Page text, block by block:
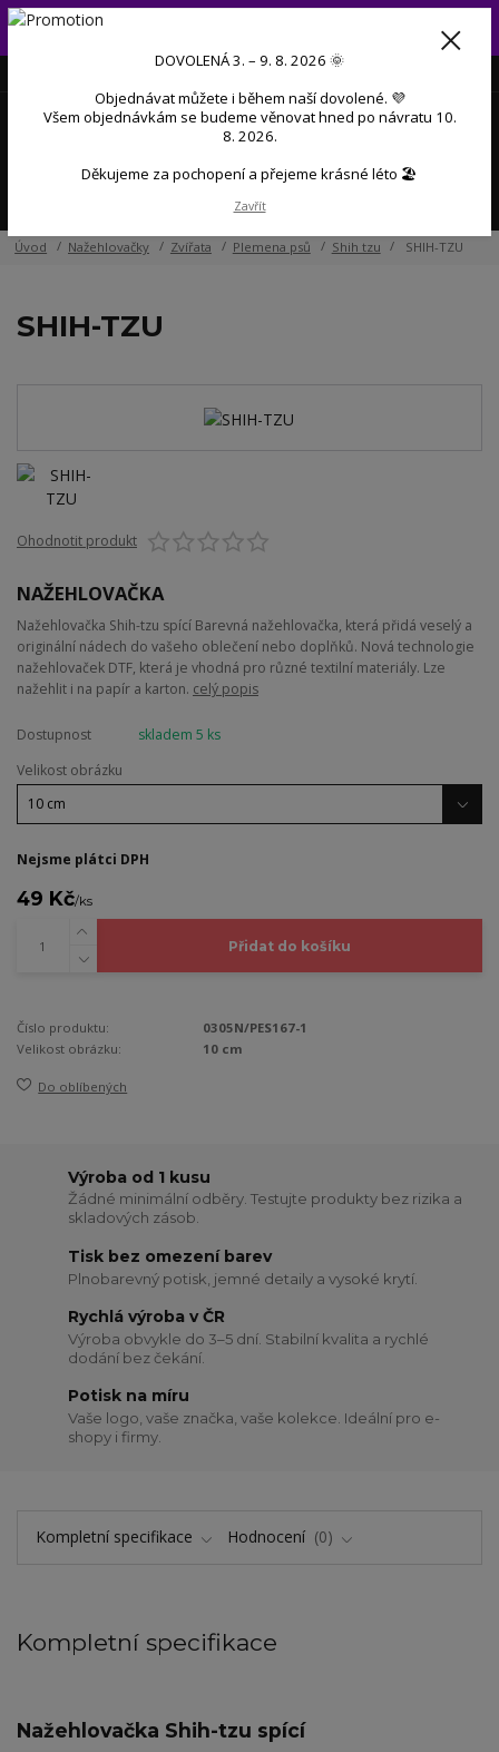
Od 3. do 9. 8. 2026 budeme mít dovolenou 💜 Objednávky přijaté
během dovolené začneme postupně zpracovávat po návratu 💜
Úvod Nažehlovačky Zvířata Plemena psů Shih tzu SHIH-TZU
SHIH-TZU
Ohodnotit produkt
NAŽEHLOVAČKA
Nažehlovačka Shih-tzu spící Barevná nažehlovačka, která přidá veselý a
originální nádech do vašeho oblečení nebo doplňků. Nová technologie
nažehlovaček DTF, která je vhodná pro různé textilní materiály. Lze
nažehlit i na papír a karton. celý popis
Dostupnost
skladem 5 ks
Velikost obrázku
Nejsme plátci DPH
49 Kč/ks
Přidat do košíku
Číslo produktu:
0305N/PES167-1
Velikost obrázku:
10 cm
Do oblíbených
Výroba od 1 kusu
Žádné minimální odběry. Testujte produkty bez rizika a
skladových zásob.
Tisk bez omezení barev
Plnobarevný potisk, jemné detaily a vysoké krytí.
Rychlá výroba v ČR
Výroba obvykle do 3–5 dní. Stabilní kvalita a rychlé
dodání bez čekání.
Potisk na míru
Vaše logo, vaše značka, vaše kolekce. Ideální pro e-
shopy i firmy.
Kompletní specifikace Hodnocení 0
Kompletní specifikace
Nažehlovačka Shih-tzu spící
DOVOLENÁ 3. – 9. 8. 2026 🌞
Objednávat můžete i během naší dovolené. 💜
Všem objednávkám se budeme věnovat hned po návratu 10.
8. 2026.
Děkujeme za pochopení a přejeme krásné léto 🏖️
Zavřít